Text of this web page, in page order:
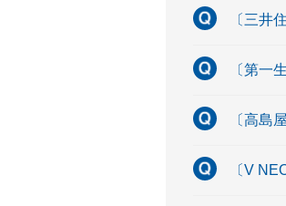
〔三井
〔第一
〔高島
〔V